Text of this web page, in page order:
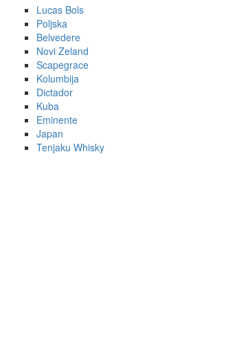
Lucas Bols
Poljska
Belvedere
Novi Zeland
Scapegrace
Kolumbija
Dictador
Kuba
Eminente
Japan
Tenjaku Whisky